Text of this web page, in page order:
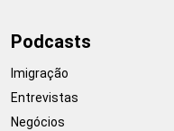
Podcasts
Imigração
Entrevistas
Negócios